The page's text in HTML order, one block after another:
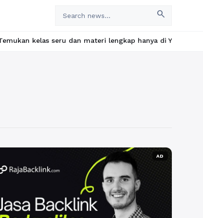
search
seru dan materi lengkap hanya di YukBelajar.com.
AD